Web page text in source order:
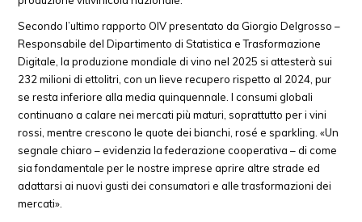
Secondo l’ultimo rapporto OIV presentato da Giorgio Delgrosso –
Responsabile del Dipartimento di Statistica e Trasformazione
Digitale, la produzione mondiale di vino nel 2025 si attesterà sui
232 milioni di ettolitri, con un lieve recupero rispetto al 2024, pur
se resta inferiore alla media quinquennale. I consumi globali
continuano a calare nei mercati più maturi, soprattutto per i vini
rossi, mentre crescono le quote dei bianchi, rosé e sparkling. «Un
segnale chiaro – evidenzia la federazione cooperativa – di come
sia fondamentale per le nostre imprese aprire altre strade ed
adattarsi ai nuovi gusti dei consumatori e alle trasformazioni dei
mercati».